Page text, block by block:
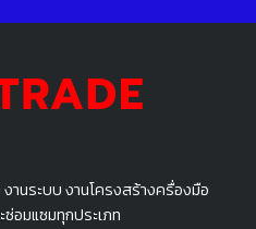
านระบบ งานโครงสร้างครื่องมือ
อมแซมทุกประเภท